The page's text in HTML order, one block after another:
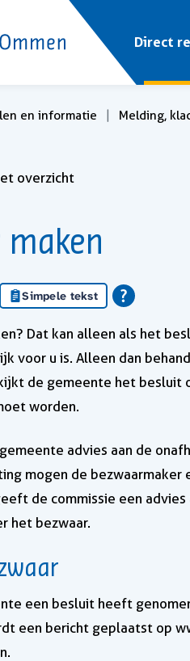
Direct
en informatie Melding,
overzicht
maken
Simpele tekst
Dat kan alleen als het
voor u is. Alleen dan
de gemeente het besluit
worden.
advies aan de
mogen de bezwaarmaker
de commissie een
het bezwaar.
een besluit heeft
een bericht geplaatst op